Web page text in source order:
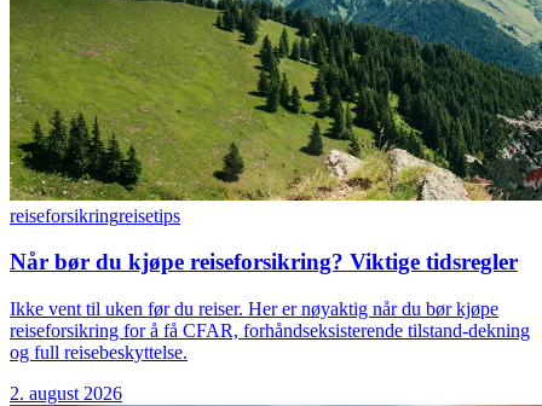
reiseforsikringreisetips
Når bør du kjøpe reiseforsikring? Viktige tidsregler
Ikke vent til uken før du reiser. Her er nøyaktig når du bør kjøpe
reiseforsikring for å få CFAR, forhåndseksisterende tilstand-dekning
og full reisebeskyttelse.
2. august 2026